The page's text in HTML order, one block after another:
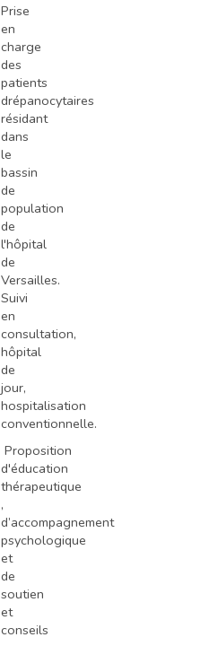
Prise
en
charge
des
patients
drépanocytaires
résidant
dans
le
bassin
de
population
de
l'hôpital
de
Versailles.
Suivi
en
consultation,
hôpital
de
jour,
hospitalisation
conventionnelle.
Proposition
d'éducation
thérapeutique
,
d’accompagnement
psychologique
et
de
soutien
et
conseils